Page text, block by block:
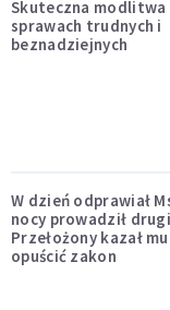
Skuteczna modlitwa
sprawach trudnych i
beznadziejnych
W dzień odprawiał
nocy prowadził
Przełożony kazał mu
opuścić zakon